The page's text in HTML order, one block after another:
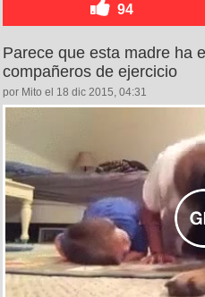
94
Parece que esta madre ha
compañeros de ejercicio
por Mito el 18 dic 2015, 04:31